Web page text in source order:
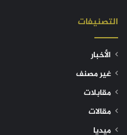
التصنيفات
الأخبار
غير مصنف
مقابلات
مقالات
ميديا